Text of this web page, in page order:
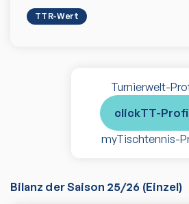
TTR-Wert
Turnierwelt-
clickTT-
myTischtennis-
Bilanz der Saison 25/26 (Einzel)